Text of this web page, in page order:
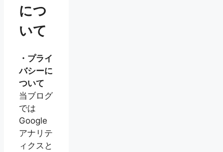
につ
いて
・プライ
バシーに
ついて
当ブログ
では
Google
アナリテ
ィクスと